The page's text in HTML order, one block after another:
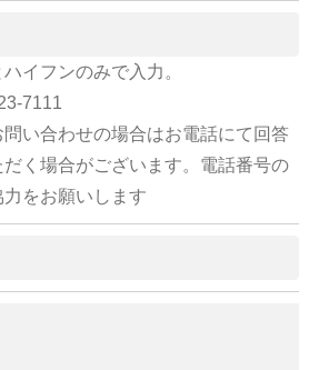
イフンのみで入力。
7111
い合わせの場合はお電話にて回答
だく場合がございます。電話番号の
をお願いします